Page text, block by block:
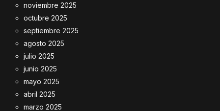
noviembre 2025
octubre 2025
septiembre 2025
agosto 2025
julio 2025
junio 2025
mayo 2025
abril 2025
marzo 2025